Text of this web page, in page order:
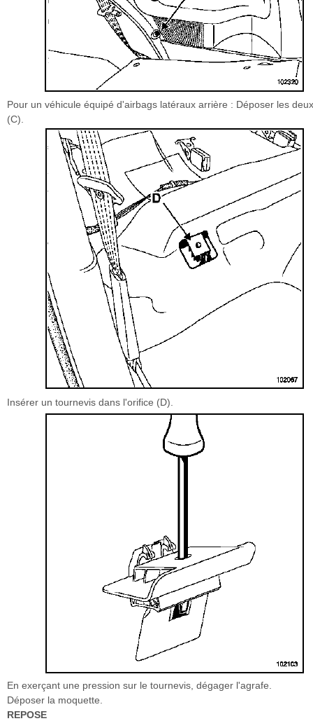
Pour un véhicule équipé d'airbags latéraux arrière : Déposer les
(C).
Insérer un tournevis dans l'orifice (D).
En exerçant une pression sur le tournevis, dégager l'agrafe.
Déposer la moquette.
REPOSE